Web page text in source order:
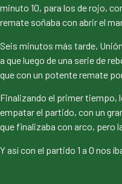
minuto 10, para los de rojo,
remate soñaba con abrir el
Seis minutos más tarde,
a que luego de una serie de
que con un potente remate
Finalizando el primer tiempo,
empatar el partido, con un
que finalizaba con arco, pero
Y así con el partido 1 a 0 nos